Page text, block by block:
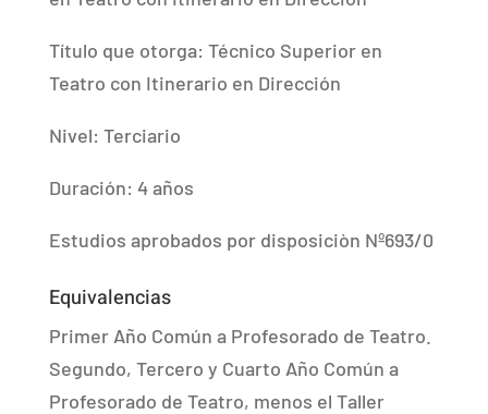
Título que otorga: Técnico Superior en
Teatro con Itinerario en Dirección
Nivel: Terciario
Duración: 4 años
Estudios aprobados por disposiciòn Nº693/0
Equivalencias
Primer Año Común a Profesorado de Teatro.
Segundo, Tercero y Cuarto Año Común a
Profesorado de Teatro, menos el Taller